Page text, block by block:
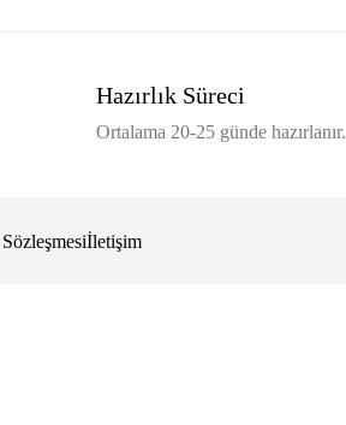
Hazırlık Süreci
Ortalama 20-25 günde hazırlanır.
İletişim